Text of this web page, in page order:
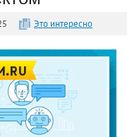
Это интересно